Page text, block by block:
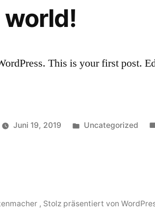
world!
This is your first post.
Juni 19, 2019
Veröffentlicht
Uncategorized
, Stolz präsentiert von